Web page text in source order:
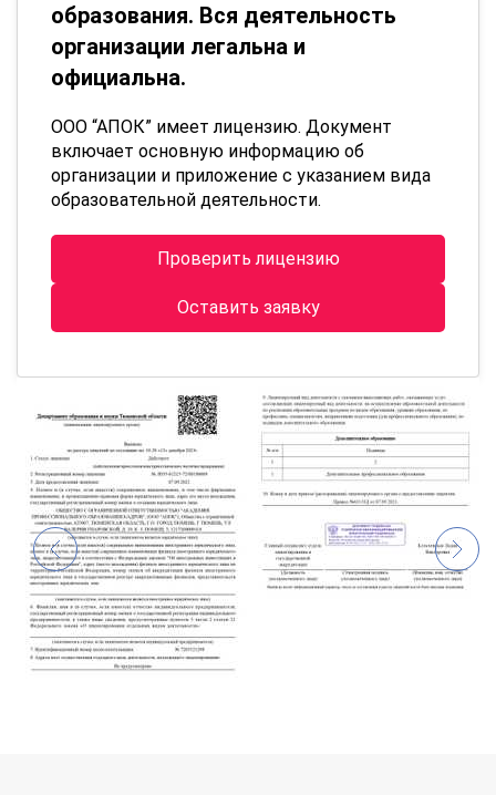
образования. Вся деятельность
организации легальна и
официальна.
ООО “АПОК” имеет лицензию. Документ
включает основную информацию об
организации и приложение с указанием вида
образовательной деятельности.
Проверить лицензию
Оставить заявку